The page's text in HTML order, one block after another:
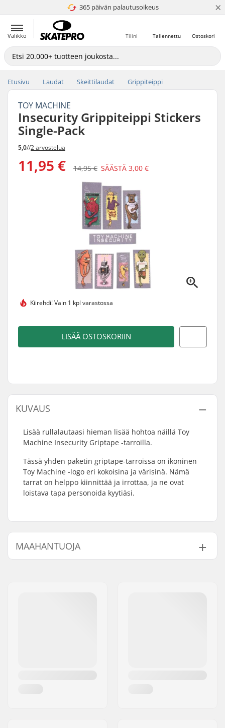
365 päivän palautusoikeus
4.8 / 5 ×
Valikko Ostoskori
Tallennettu
Tilini
Etusivu Laudat Skeittilaudat Grippiteippi
TOY MACHINE
Insecurity Grippiteippi Stickers
Single-Pack
5,0//2 arvostelua
11,95 € 14,95 € SÄÄSTÄ 3,00 €
Kiirehdi!Vain 1 kpl varastossa
LISÄÄ OSTOSKORIIN
KUVAUS
Lisää rullalautaasi hieman lisää hohtoa näillä Toy
Machine Insecurity Griptape -tarroilla.
Tässä yhden paketin griptape-tarroissa on ikoninen
Toy Machine -logo eri kokoisina ja värisinä. Nämä
tarrat on helppo kiinnittää ja irrottaa, ja ne ovat
loistava tapa personoida kyytiäsi.
MAAHANTUOJA